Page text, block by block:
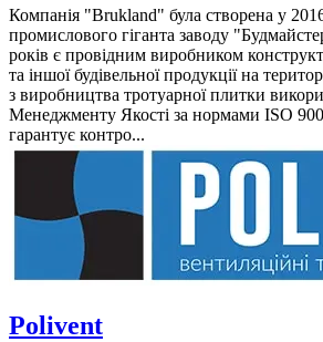
Компанія "Brukland" була створена у 2016
промислового гіганта заводу
років є провідним виробником
та іншої будівельної продукції на
з виробництва тротуарної плитки
Менеджменту Якості за нормами ISO
гарантує контро...
Polivent